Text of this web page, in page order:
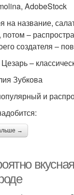
AdobeStock
на название,
потом –
создателя –
–
Зубкова
и
→